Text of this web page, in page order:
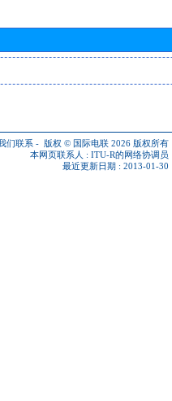
们联系 - 版权 © 国际电联 2026 版权所有
本网页联系人 : ITU-R的网络协调员
最近更新日期 : 2013-01-30